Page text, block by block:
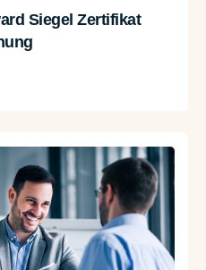
Siegel Zertifikat